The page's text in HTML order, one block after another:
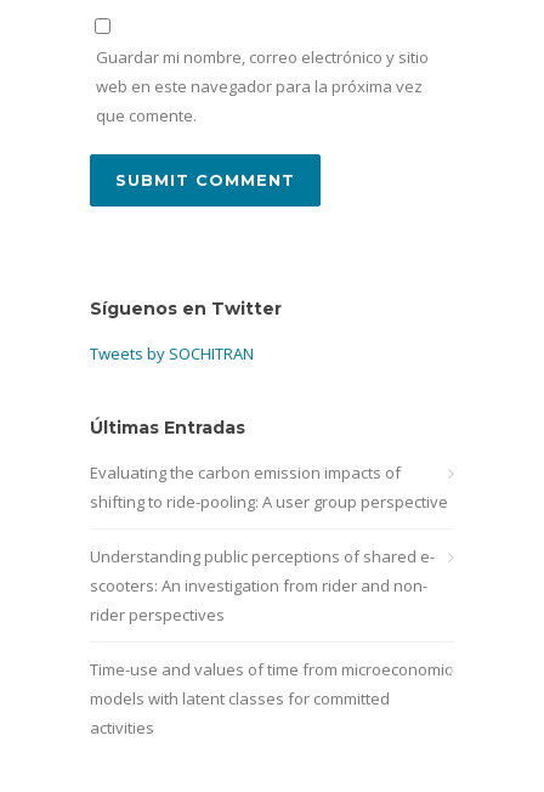
Guardar mi nombre, correo electrónico y sitio
web en este navegador para la próxima vez
que comente.
Síguenos en Twitter
Tweets by SOCHITRAN
Últimas Entradas
Evaluating the carbon emission impacts of
shifting to ride-pooling: A user group perspective
Understanding public perceptions of shared e-
scooters: An investigation from rider and non-
rider perspectives
Time-use and values of time from microeconomic
models with latent classes for committed
activities